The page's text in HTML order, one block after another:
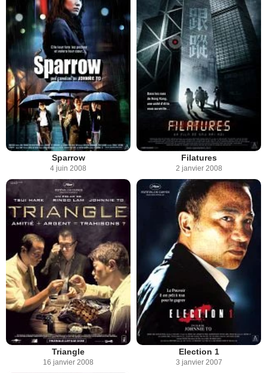
Sparrow
4 juin 2008
Filatures
2 janvier 2008
Triangle
16 janvier 2008
Election 1
3 janvier 2007